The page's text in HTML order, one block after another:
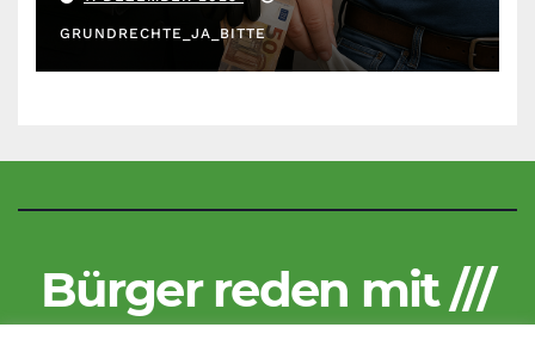
GRUNDRECHTE_JA_BITTE
Bürger reden mit ///